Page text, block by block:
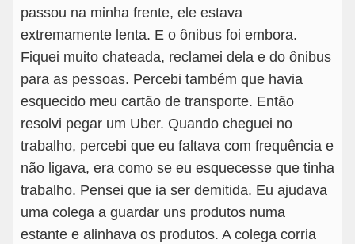
passou na minha frente, ele estava
extremamente lenta. E o ônibus foi embora.
Fiquei muito chateada, reclamei dela e do ônibus
para as pessoas. Percebi também que havia
esquecido meu cartão de transporte. Então
resolvi pegar um Uber. Quando cheguei no
trabalho, percebi que eu faltava com frequência e
não ligava, era como se eu esquecesse que tinha
trabalho. Pensei que ia ser demitida. Eu ajudava
uma colega a guardar uns produtos numa
estante e alinhava os produtos. A colega corria